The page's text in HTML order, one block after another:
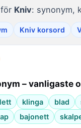
Kniv: synonym,
Kniv korsord
– vanligaste
klinga blad
bajonett